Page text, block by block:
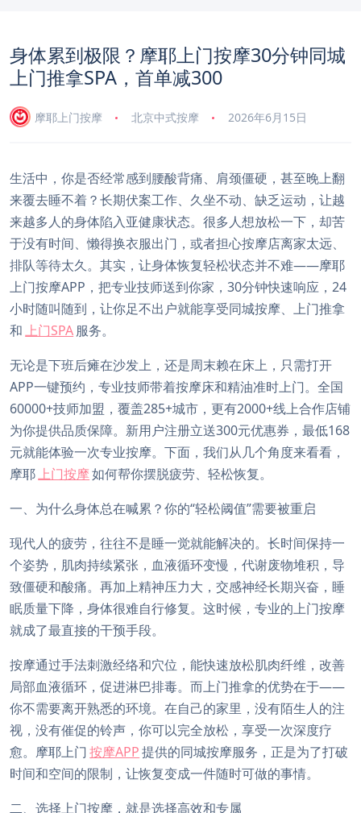
身体累到极限？摩耶上门按摩30分钟同城
上门推拿SPA，首单减300
摩耶上门按摩 北京中式按摩 2026年6月15日
生活中，你是否经常感到腰酸背痛、肩颈僵硬，甚至晚上翻
来覆去睡不着？长期伏案工作、久坐不动、缺乏运动，让越
来越多人的身体陷入亚健康状态。很多人想放松一下，却苦
于没有时间、懒得换衣服出门，或者担心按摩店离家太远、
排队等待太久。其实，让身体恢复轻松状态并不难——摩耶
上门按摩APP，把专业技师送到你家，30分钟快速响应，24
小时随叫随到，让你足不出户就能享受同城按摩、上门推拿
和上门SPA服务。
无论是下班后瘫在沙发上，还是周末赖在床上，只需打开
APP一键预约，专业技师带着按摩床和精油准时上门。全国
60000+技师加盟，覆盖285+城市，更有2000+线上合作店铺
为你提供品质保障。新用户注册立送300元优惠券，最低168
元就能体验一次专业按摩。下面，我们从几个角度来看看，
摩耶上门按摩如何帮你摆脱疲劳、轻松恢复。
一、为什么身体总在喊累？你的“轻松阈值”需要被重启
现代人的疲劳，往往不是睡一觉就能解决的。长时间保持一
个姿势，肌肉持续紧张，血液循环变慢，代谢废物堆积，导
致僵硬和酸痛。再加上精神压力大，交感神经长期兴奋，睡
眠质量下降，身体很难自行修复。这时候，专业的上门按摩
就成了最直接的干预手段。
按摩通过手法刺激经络和穴位，能快速放松肌肉纤维，改善
局部血液循环，促进淋巴排毒。而上门推拿的优势在于——
你不需要离开熟悉的环境。在自己的家里，没有陌生人的注
视，没有催促的铃声，你可以完全放松，享受一次深度疗
愈。摩耶上门 按摩APP提供的同城按摩服务，正是为了打破
时间和空间的限制，让恢复变成一件随时可做的事情。
二、选择上门按摩，就是选择高效和专属